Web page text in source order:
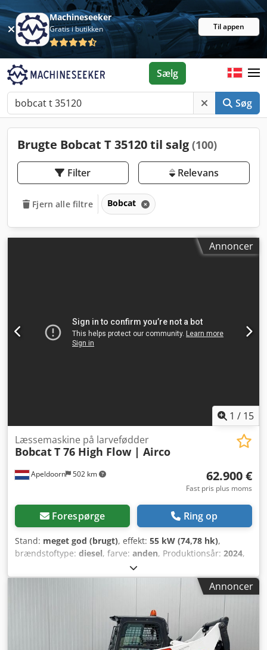
Machineseeker
Gratis i butikken Til appen
Søg
Sælg
Brugte Bobcat T 35120 til salg (100)
Filter Relevans
Fjern alle filtre Bobcat
Annoncer
1 / 15
Apeldoorn 502 km
Læssemaskine på larvefødder
BobcatT 76 High Flow | Airco
62.900 €
Fast pris plus moms
Forespørge Ring op
Stand: meget god (brugt), effekt: 55 kW (74,78 hk),
brændstoftype: diesel, farve: anden, Produktionsår: 2024,
klimaanlæg
oplysninger Credpfx Agoxn S N Re Tjf Antal cylindre: 4
Motorvolumen: 2.400 cc Chassistype: stift Styring: blok
Motormærke: Bobcat Egenvægt: 4.898 kg Dimensioner (L x
B x H): 390 x 186 x 206 cm Funktionelt Hurtigskiftesystem:
Ja CE-mærkning: ja Stand Teknisk stand: meget god Optisk
stand: meget god = Yderligere muligheder og tilbehør = -
Annoncer